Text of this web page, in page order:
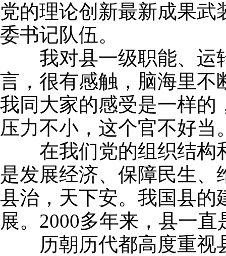
党的理论创新最新成果
委书记队伍。
我对县一级职能、运转
言，很有感触，脑海里不
我同大家的感受是一样的
压力不小，这个官不好当
在我们党的组织结构和
是发展经济、保障民生
县治，天下安。我国县的
展。2000多年来，县一
历朝历代都高度重视县